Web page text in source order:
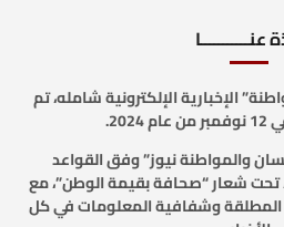
عنـــــــــــا
الإخبارية الإلكترونية شامله، تم
والمواطنة نيوز” وفق القواعد
تحت شعار “صحافة بقيمة الوطن”، مع
المطلقة وشفافية المعلومات في كل